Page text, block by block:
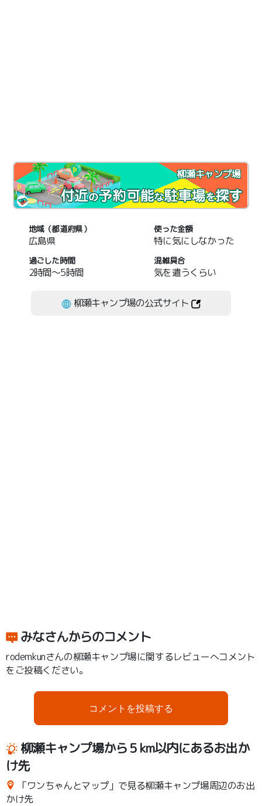
柳瀬キャンプ場
地域（都道府県）
広島県
使った金額
特に気にしなかった
過ごした時間
2時間～5時間
混雑具合
気を遣うくらい
柳瀬キャンプ場の公式サイト
みなさんからのコメント
rodemkunさんの柳瀬キャンプ場に関するレビューへコメント
をご投稿ください。
コメントを投稿する
柳瀬キャンプ場から５km以内にあるお出か
け先
「ワンちゃんとマップ」で見る柳瀬キャンプ場周辺のお出
かけ先